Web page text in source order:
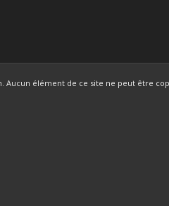
Aucun élément de ce site ne peut être